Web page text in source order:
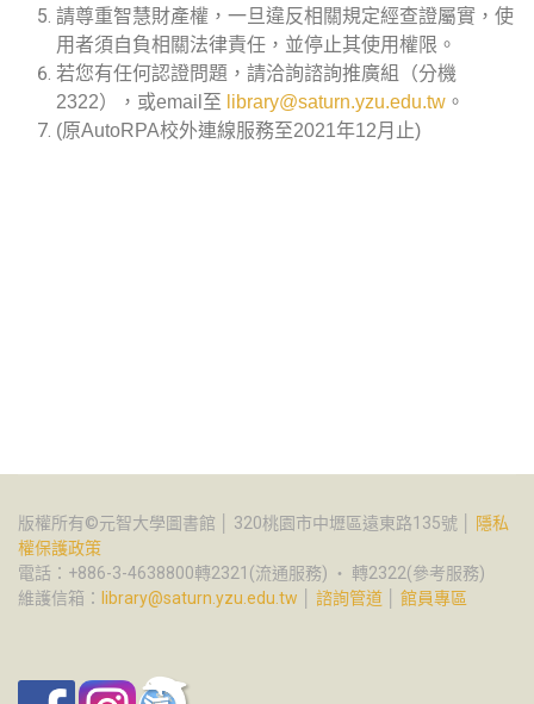
請尊重智慧財產權，一旦違反相關規定經查證屬實，使
用者須自負相關法律責任，並停止其使用權限。
若您有任何認證問題，請洽詢諮詢推廣組（分機
2322），或email至 library@saturn.yzu.edu.tw 。
(原AutoRPA校外連線服務至2021年12月止)
版權所有©元智大學圖書館 │ 320桃園市中壢區遠東路135號 │
隱私
權保護政策
電話：+886-3-4638800轉2321(流通服務) ‧ 轉2322(參考服務)
維護信箱： library@saturn.yzu.edu.tw 諮詢管道 館員專區